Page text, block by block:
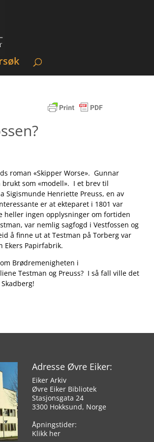
roman «Skipper Worse». Gunnar
som «modell». I et brev til
Sigismunde Henriette Preuss, en av
er at ekteparet i 1801 var
heller ingen opplysninger om fortiden
var nemlig sagfogd i Vestfossen og
å finne ut at Testman på Torberg var
Ekers Papirfabrik.
Brødremenigheten i
Testman og Preuss? I så fall ville det
Adresse Øvre Eiker:
Eiker Arkiv
Øvre Eiker Bibliotek
Stasjonsgata 24
3300 Hokksund, Norge
Åpningstider:
Klikk her